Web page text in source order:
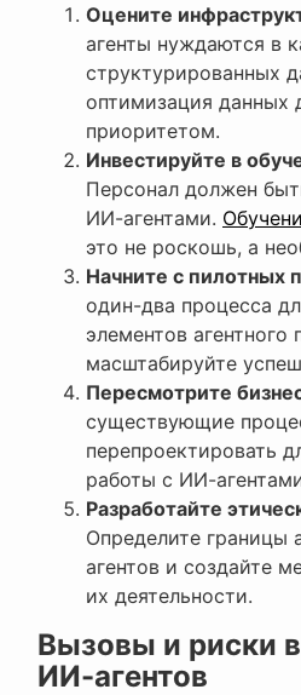
Оцените
агенты нуждаются в
структурированных
оптимизация данных
приоритетом.
Инвестируйте в
Персонал должен
ИИ-агентами.
это не роскошь, а
Начните с пилотных
один-два процесса
элементов агентного
масштабируйте
Пересмотрите
существующие
перепроектировать
работы с ИИ-
Разработайте
Определите границы
агентов и создайте
их деятельности.
Вызовы и риски
ИИ-агентов